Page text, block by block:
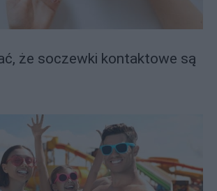
że soczewki kontaktowe są